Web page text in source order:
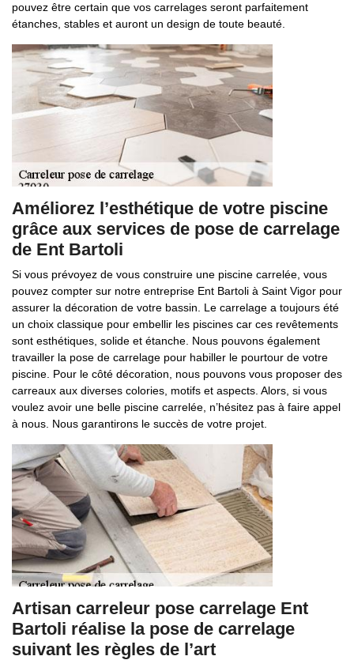
pouvez être certain que vos carrelages seront parfaitement
étanches, stables et auront un design de toute beauté.
Améliorez l’esthétique de votre piscine
grâce aux services de pose de carrelage
de Ent Bartoli
Si vous prévoyez de vous construire une piscine carrelée, vous
pouvez compter sur notre entreprise Ent Bartoli à Saint Vigor pour
assurer la décoration de votre bassin. Le carrelage a toujours été
un choix classique pour embellir les piscines car ces revêtements
sont esthétiques, solide et étanche. Nous pouvons également
travailler la pose de carrelage pour habiller le pourtour de votre
piscine. Pour le côté décoration, nous pouvons vous proposer des
carreaux aux diverses colories, motifs et aspects. Alors, si vous
voulez avoir une belle piscine carrelée, n’hésitez pas à faire appel
à nous. Nous garantirons le succès de votre projet.
Artisan carreleur pose carrelage Ent
Bartoli réalise la pose de carrelage
suivant les règles de l’art